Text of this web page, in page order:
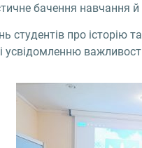
бачення навчання
про історію
усвідомленню